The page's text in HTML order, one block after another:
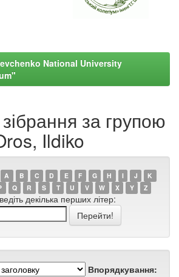
National University
за групою
Ildiko
A B C D E F G H I J
K
Q R S T U V W X Y Z
декілька перших літер:
Впорядкування: